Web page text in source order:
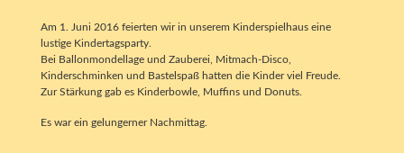
Am 1. Juni 2016 feierten wir in unserem Kinderspielhaus eine
lustige Kindertagsparty.
Bei Ballonmondellage und Zauberei, Mitmach-Disco,
Kinderschminken und Bastelspaß hatten die Kinder viel Freude.
Zur Stärkung gab es Kinderbowle, Muffins und Donuts.
Es war ein gelungerner Nachmittag.